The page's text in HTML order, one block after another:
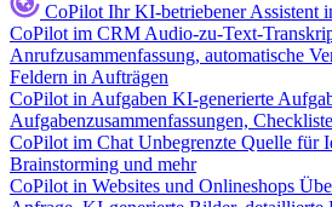
CoPilot Ihr KI-betriebener Assistent
CoPilot im CRM Audio-zu-Text-
Anrufzusammenfassung, automatische
Feldern in Aufträgen
CoPilot in Aufgaben KI-generierte
Aufgabenzusammenfassungen,
CoPilot im Chat Unbegrenzte Quelle für
Brainstorming und mehr
CoPilot in Websites und Onlineshops